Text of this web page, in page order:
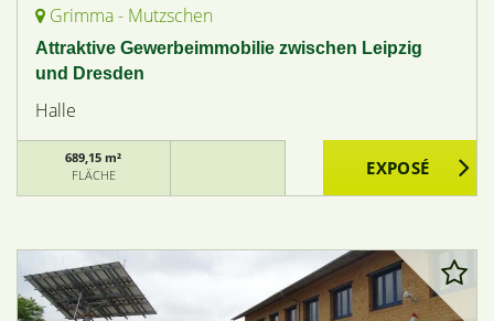
Grimma - Mutzschen
Attraktive Gewerbeimmobilie zwischen Leipzig
und Dresden
Halle
689,15 m²
FLÄCHE